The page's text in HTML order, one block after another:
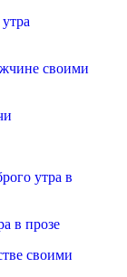
своими
в прозе